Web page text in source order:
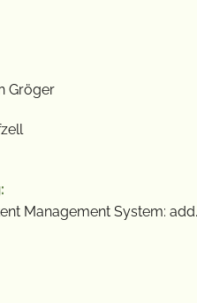
Gröger
Management System: